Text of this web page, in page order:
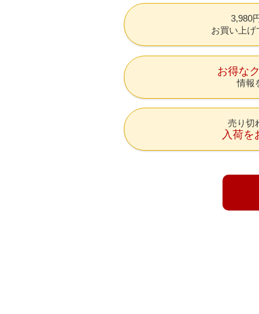
3,980
お買い上げ
お得な
情報
売り切
入荷を